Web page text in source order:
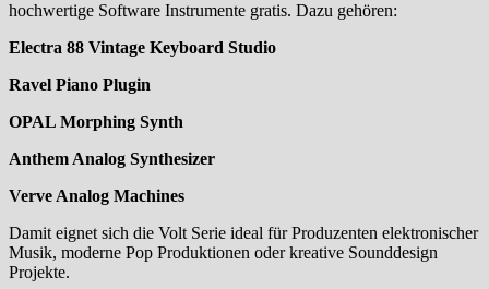
hochwertige Software Instrumente gratis. Dazu gehören:
Electra 88 Vintage Keyboard Studio
Ravel Piano Plugin
OPAL Morphing Synth
Anthem Analog Synthesizer
Verve Analog Machines
Damit eignet sich die Volt Serie ideal für Produzenten elektronischer
Musik, moderne Pop Produktionen oder kreative Sounddesign
Projekte.